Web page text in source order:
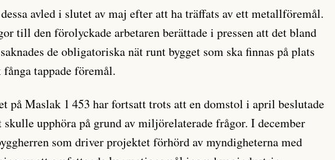
avled i slutet av maj efter att ha träffats av ett metallföremål.
till den förolyckade arbetaren berättade i pressen att det bland
de obligatoriska nät runt bygget som ska finnas på plats
tappade föremål.
på Maslak 1 453 har fortsatt trots att en domstol i april beslutade
skulle upphöra på grund av miljörelaterade frågor. I december
som driver projektet förhörd av myndigheterna med